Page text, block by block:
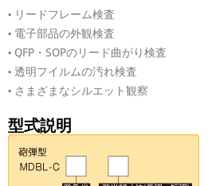
• リードフレーム検査
• 電子部品の外観検査
• QFP・SOPのリード曲がり検査
• 透明フイルムの汚れ検査
• さまざまなシルエット観察
型式説明